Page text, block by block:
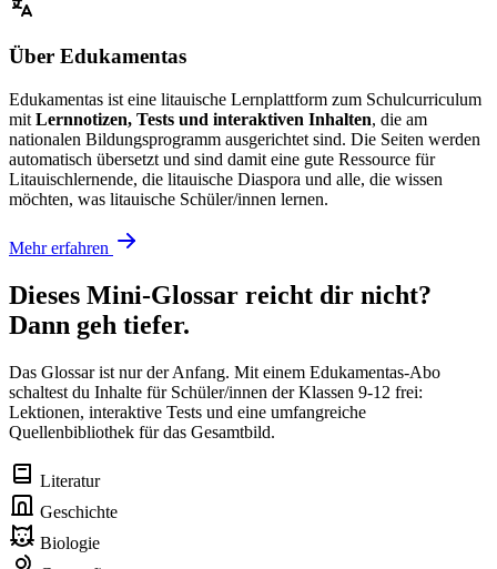
Über Edukamentas
Edukamentas ist eine litauische Lernplattform zum Schulcurriculum
mit Lernnotizen, Tests und interaktiven Inhalten, die am
nationalen Bildungsprogramm ausgerichtet sind. Die Seiten werden
automatisch übersetzt und sind damit eine gute Ressource für
Litauischlernende, die litauische Diaspora und alle, die wissen
möchten, was litauische Schüler/innen lernen.
Mehr erfahren
Dieses Mini-Glossar reicht dir nicht?
Dann geh tiefer.
Das Glossar ist nur der Anfang. Mit einem Edukamentas-Abo
schaltest du Inhalte für Schüler/innen der Klassen 9-12 frei:
Lektionen, interaktive Tests und eine umfangreiche
Quellenbibliothek für das Gesamtbild.
Literatur
Geschichte
Biologie